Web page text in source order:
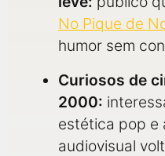
No Pique de
humor sem
Curiosos de
2000:
estética pop e
audiovisual